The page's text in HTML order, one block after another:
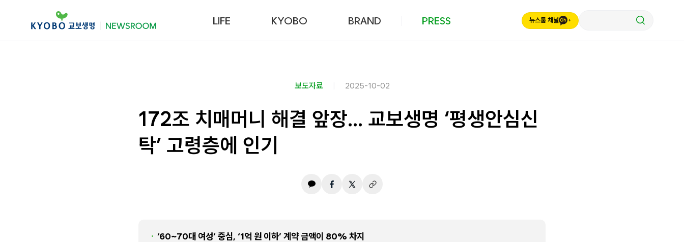
LIFE KYOBO BRAND PRESS 뉴스룸 채널
보도자료 2025-10-02
172조 치매머니 해결 앞장… 교보생명 ‘평생안심신
탁’ 고령층에 인기
‘60~70대 여성’ 중심, ‘1억 원 이하’ 계약 금액이 80% 차지